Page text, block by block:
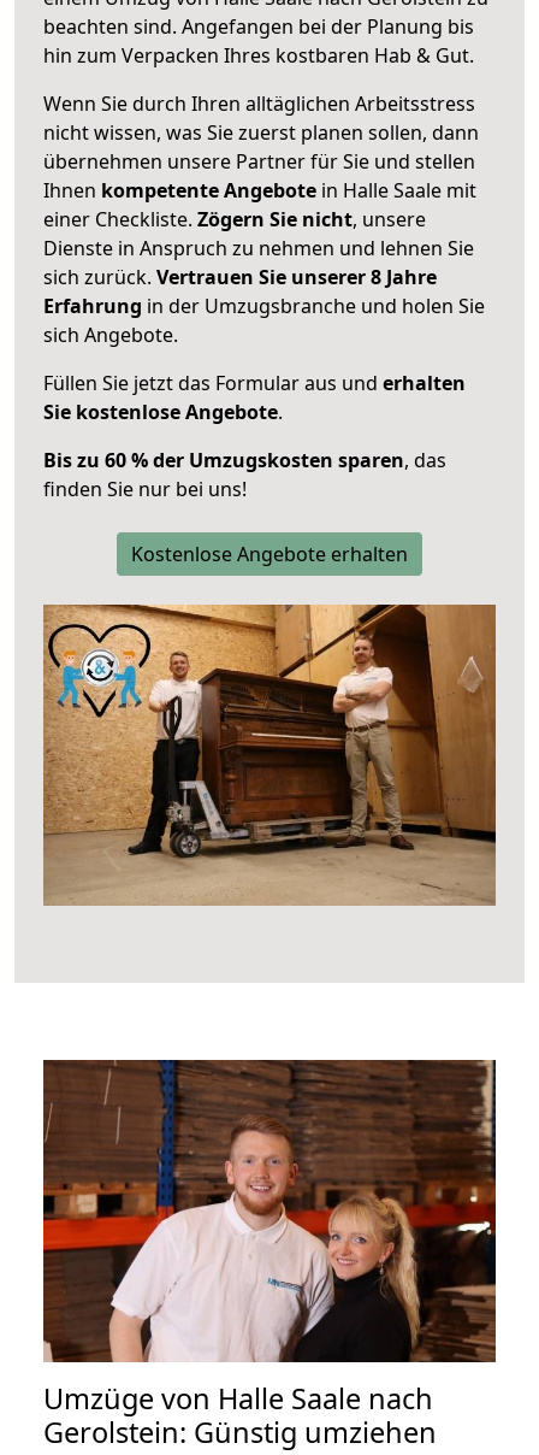
beachten sind. Angefangen bei der Planung bis
hin zum Verpacken Ihres kostbaren Hab & Gut.
Wenn Sie durch Ihren alltäglichen Arbeitsstress
nicht wissen, was Sie zuerst planen sollen, dann
übernehmen unsere Partner für Sie und stellen
Ihnen kompetente Angebote in Halle Saale mit
einer Checkliste. Zögern Sie nicht, unsere
Dienste in Anspruch zu nehmen und lehnen Sie
sich zurück. Vertrauen Sie unserer 8 Jahre
Erfahrung in der Umzugsbranche und holen Sie
sich Angebote.
Füllen Sie jetzt das Formular aus und erhalten
Sie kostenlose Angebote.
Bis zu 60 % der Umzugskosten sparen, das
finden Sie nur bei uns!
Kostenlose Angebote erhalten
Umzüge von Halle Saale nach
Gerolstein: Günstig umziehen